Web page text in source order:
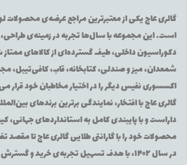
گالری عاج یکی از معتبرترین مراجع عرضه‌ی محصولات
است. این مجموعه با سال‌ها تجربه در زمینه‌ی
دکوراسیون داخلی، طیف گسترده‌ای از کالاهای ممتاز
شمعدان، میز و صندلی، کتابخانه، قاب، کافی‌تیبل،
اکسسوری نفیس دیگر را در اختیار مخاطبان خود قرار
گالری عاج با افتخار، نمایندگی برترین برندهای
داراست و با پایبندی کامل به استانداردهای جهانی،
محصولات خود را با گارانتی طلایی گالری عاج تا
در سال ۱۴۰۲، با هدف تسهیل تجربه‌ی خرید و